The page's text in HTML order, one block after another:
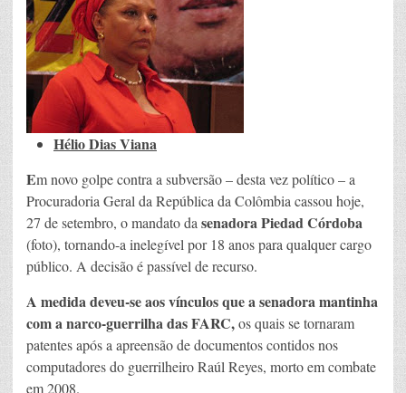
Hélio Dias Viana
Em novo golpe contra a subversão – desta vez político – a
Procuradoria Geral da República da Colômbia cassou hoje,
27 de setembro, o mandato dasenadora Piedad Córdoba
(foto), tornando-a inelegível por 18 anos para qualquer cargo
público. A decisão é passível de recurso.
A medida deveu-se aos vínculos que a senadora mantinha
com a narco-guerrilha das FARC,os quais se tornaram
patentes após a apreensão de documentos contidos nos
computadores do guerrilheiro Raúl Reyes, morto em combate
em 2008.